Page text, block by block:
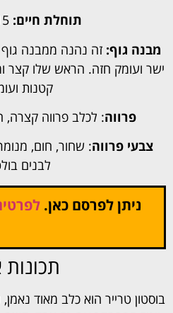
תוחלת חיים:
מבנה גוף: זה נהנה ממבנה גוף
ישר ועומק חזה. הראש שלו קצר
קטנות
פרווה: לכלב פרווה קצרה,
צבעי פרווה: שחור, חום,
לבנים
ניתן לפרסם כאן.
תכונות
בוסטון טרייר הוא כלב מאוד